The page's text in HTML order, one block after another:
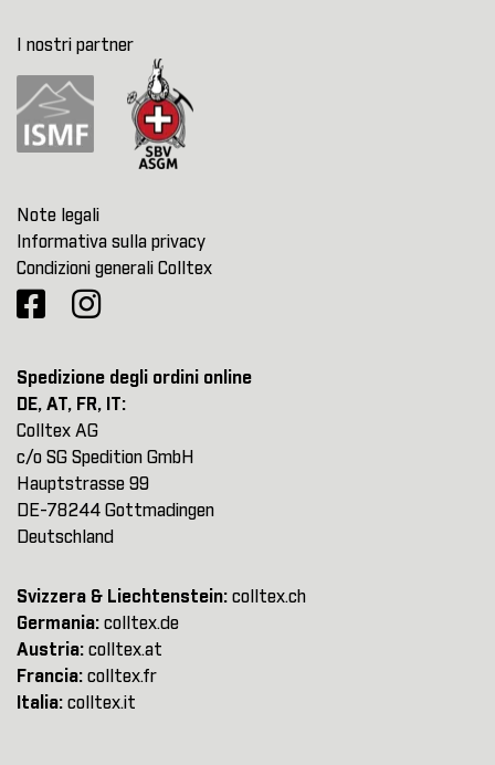
I nostri partner
Note legali
Informativa sulla privacy
Condizioni generali Colltex
Spedizione degli ordini online
DE, AT, FR, IT:
Colltex AG
c/o SG Spedition GmbH
Hauptstrasse 99
DE-78244 Gottmadingen
Deutschland
Svizzera & Liechtenstein: colltex.ch
Germania: colltex.de
Austria: colltex.at
Francia: colltex.fr
Italia: colltex.it